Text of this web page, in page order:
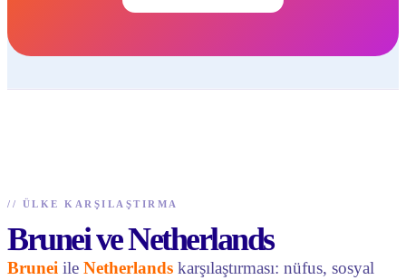
// ÜLKE KARŞILAŞTIRMA
Brunei ve Netherlands
Brunei ile Netherlands karşılaştırması: nüfus, sosyal